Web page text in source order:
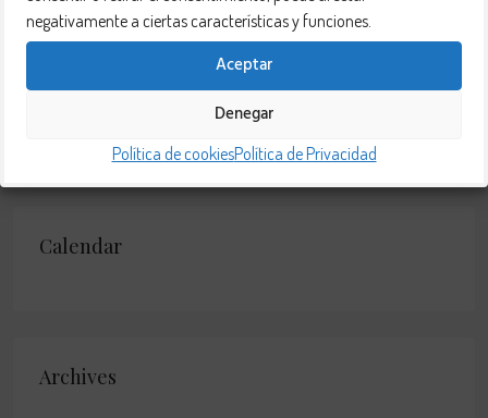
negativamente a ciertas características y funciones.
Aceptar
Denegar
Política de cookiesPolítica de Privacidad
No hay categorías
Calendar
Archives